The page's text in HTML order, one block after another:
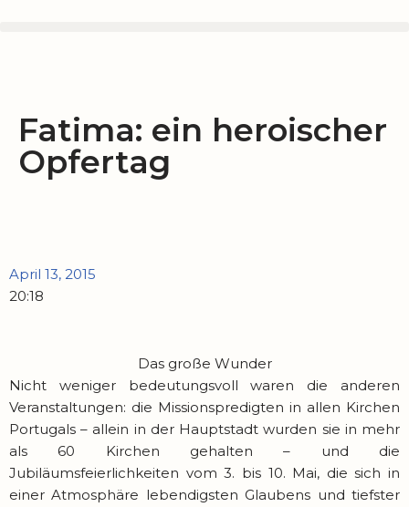
Fatima: ein heroischer
Opfertag
April 13, 2015
20:18
Das große Wunder
Nicht weniger bedeutungsvoll waren die anderen
Veranstaltungen: die Missionspredigten in allen Kirchen
Portugals – allein in der Hauptstadt wurden sie in mehr
als 60 Kirchen gehalten – und die
Jubiläumsfeierlichkeiten vom 3. bis 10. Mai, die sich in
einer Atmosphäre lebendigsten Glaubens und tiefster